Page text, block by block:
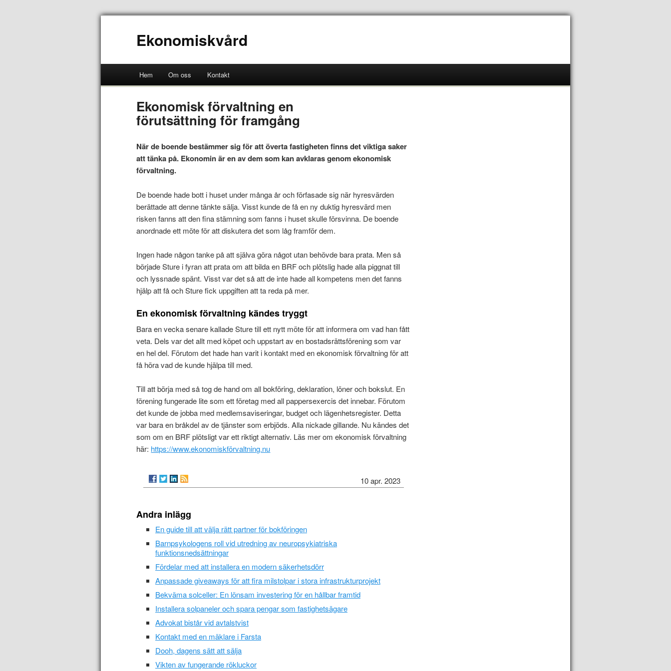
Ekonomiskvård
Hem Om oss Kontakt
Ekonomisk förvaltning en
förutsättning för framgång
När de boende bestämmer sig för att överta fastigheten finns det viktiga saker
att tänka på. Ekonomin är en av dem som kan avklaras genom ekonomisk
förvaltning.
De boende hade bott i huset under många år och förfasade sig när hyresvärden
berättade att denne tänkte sälja. Visst kunde de få en ny duktig hyresvärd men
risken fanns att den fina stämning som fanns i huset skulle försvinna. De boende
anordnade ett möte för att diskutera det som låg framför dem.
Ingen hade någon tanke på att själva göra något utan behövde bara prata. Men så
började Sture i fyran att prata om att bilda en BRF och plötslig hade alla piggnat till
och lyssnade spänt. Visst var det så att de inte hade all kompetens men det fanns
hjälp att få och Sture fick uppgiften att ta reda på mer.
En ekonomisk förvaltning kändes tryggt
Bara en vecka senare kallade Sture till ett nytt möte för att informera om vad han fått
veta. Dels var det allt med köpet och uppstart av en bostadsrättsförening som var
en hel del. Förutom det hade han varit i kontakt med en ekonomisk förvaltning för att
få höra vad de kunde hjälpa till med.
Till att börja med så tog de hand om all bokföring, deklaration, löner och bokslut. En
förening fungerade lite som ett företag med all pappersexercis det innebar. Förutom
det kunde de jobba med medlemsaviseringar, budget och lägenhetsregister. Detta
var bara en bråkdel av de tjänster som erbjöds. Alla nickade gillande. Nu kändes det
som om en BRF plötsligt var ett riktigt alternativ. Läs mer om ekonomisk förvaltning
här: https://www.ekonomiskförvaltning.nu
10 apr. 2023
Andra inlägg
En guide till att välja rätt partner för bokföringen
Barnpsykologens roll vid utredning av neuropsykiatriska
funktionsnedsättningar
Fördelar med att installera en modern säkerhetsdörr
Anpassade giveaways för att fira milstolpar i stora infrastrukturprojekt
Bekväma solceller: En lönsam investering för en hållbar framtid
Installera solpaneler och spara pengar som fastighetsägare
Advokat bistår vid avtalstvist
Kontakt med en mäklare i Farsta
Dooh, dagens sätt att sälja
Vikten av fungerande rökluckor